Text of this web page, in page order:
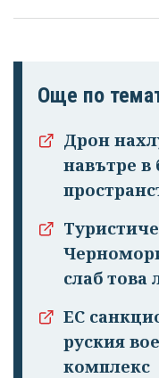
Още по
Дрон
навътре в
слаб това
ЕС
руския
комплекс